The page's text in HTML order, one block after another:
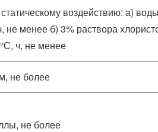
воздействию: а)
не менее б) 3% раствора
ч, не менее
не более
не более